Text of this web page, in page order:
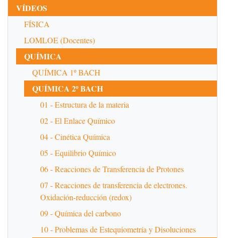
VÍDEOS
FÍSICA
LOMLOE (Docentes)
QUÍMICA
QUÍMICA 1º BACH
QUÍMICA 2º BACH
01 - Estructura de la materia
02 - El Enlace Químico
04 - Cinética Química
05 - Equilibrio Químico
06 - Reacciones de Transferencia de Protones
07 - Reacciones de transferencia de electrones.
Oxidación-reducción (redox)
09 - Química del carbono
10 - Problemas de Estequiometría y Disoluciones